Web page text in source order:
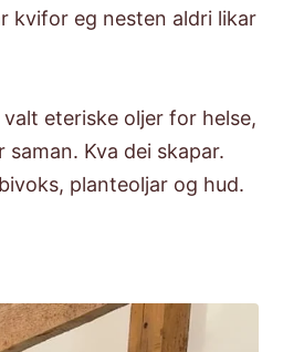
kvifor eg nesten aldri likar
eteriske oljer for helse,
Kva dei skapar.
planteoljar og hud.